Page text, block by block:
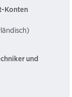
Konten
und